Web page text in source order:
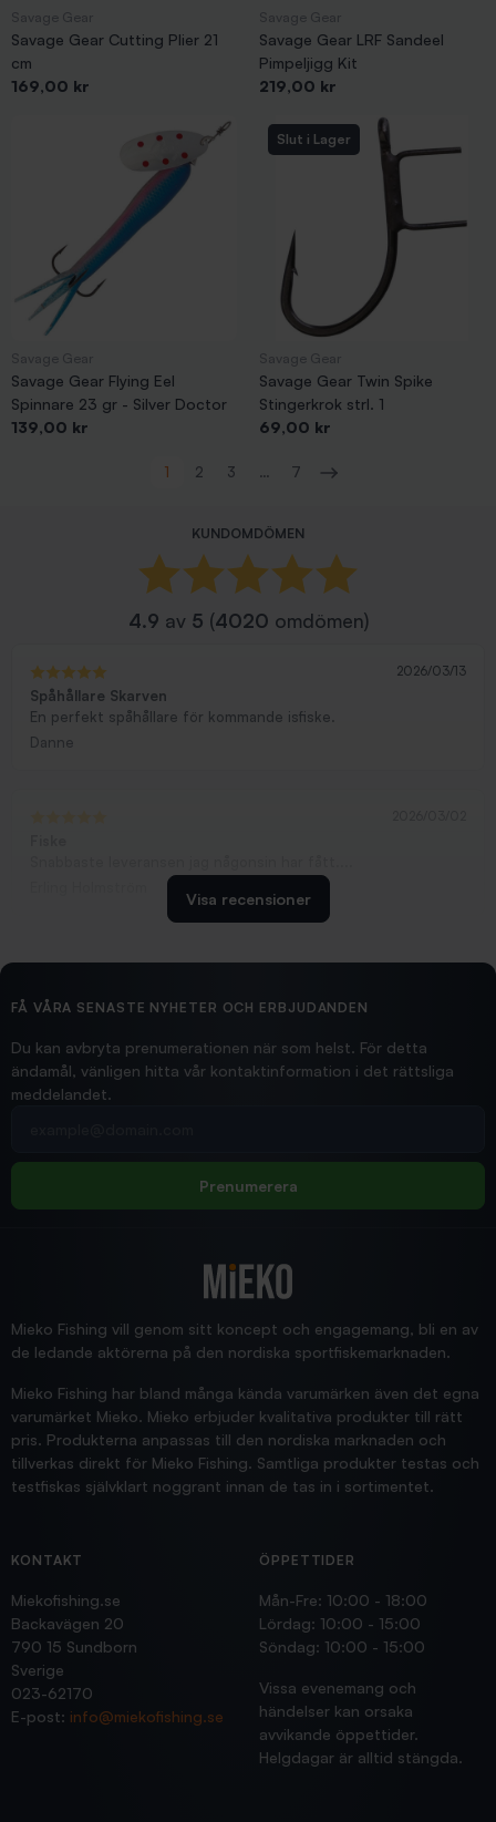
Savage Gear Cutting Plier 21
cm
Pris
169,00 kr
Savage Gear LRF Sandeel
Pimpeljigg Kit
Pris
219,00 kr
Savage Gear Flying Eel
Spinnare 23 gr - Silver Doctor
Pris
139,00 kr
Slut i Lager
Savage Gear Twin Spike
Stingerkrok strl. 1
Pris
69,00 kr
Visar 1-48 av 293 objekt
1 2 3 …
7
KUNDOMDÖMEN
4.9 av 5 (4020 omdömen)
2026/03/13
Spåhållare Skarven
En perfekt spåhållare för kommande isfiske.
Danne
2026/02/19
Hittade exakt vad jag behövde. Snabb och bra...
Jensa
Visa recensioner
FÅ VÅRA SENASTE NYHETER OCH ERBJUDANDEN
Du kan avbryta prenumerationen när som helst. För detta
ändamål, vänligen hitta vår kontaktinformation i det rättsliga
meddelandet.
Prenumerera
Mieko Fishing vill genom sitt koncept och engagemang, bli en av
de ledande aktörerna på den nordiska sportfiskemarknaden.
Mieko Fishing har bland många kända varumärken även det egna
varumärket Mieko. Mieko erbjuder kvalitativa produkter till rätt
pris. Produkterna anpassas till den nordiska marknaden och
tillverkas direkt för Mieko Fishing. Samtliga produkter testas och
testfiskas självklart noggrant innan de tas in i sortimentet.
KONTAKT
Miekofishing.se
Backavägen 20
790 15 Sundborn
Sverige
023-62170
E-post: info@miekofishing.se
ÖPPETTIDER
Mån-Fre: 10:00 - 18:00
Lördag: 10:00 - 15:00
Söndag: 10:00 - 15:00
Vissa evenemang och
händelser kan orsaka
avvikande öppettider.
Helgdagar är alltid stängda.